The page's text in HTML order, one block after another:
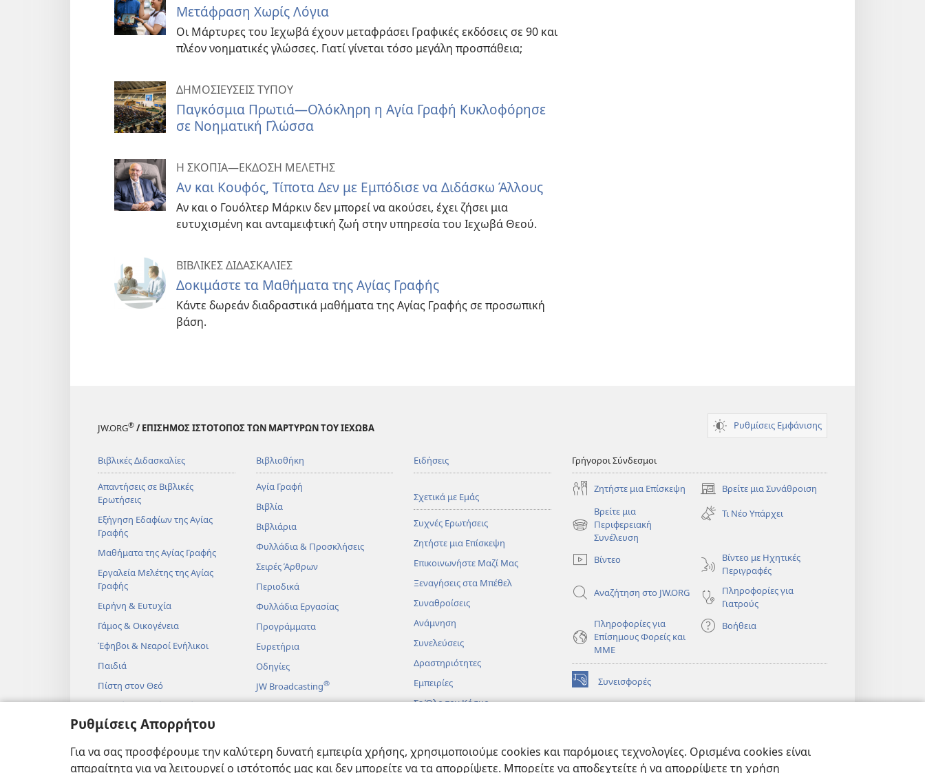
Ρυθμίσεις Απορρήτου
Για να σας προσφέρουμε την καλύτερη δυνατή εμπειρία χρήσης, χρησιμοποιούμε cookies και παρόμοιες τεχνολογίες. Ορισμένα cookies είναι
απαραίτητα για να λειτουργεί ο ιστότοπός μας και δεν μπορείτε να τα απορρίψετε. Μπορείτε να αποδεχτείτε ή να απορρίψετε τη χρήση
Μετάφραση Χωρίς Λόγια
Οι Μάρτυρες του Ιεχωβά έχουν μεταφράσει Γραφικές εκδόσεις σε 90 και
πλέον νοηματικές γλώσσες. Γιατί γίνεται τόσο μεγάλη προσπάθεια;
ΔΗΜΟΣΙΕΥΣΕΙΣ ΤΥΠΟΥ
Παγκόσμια Πρωτιά—Ολόκληρη η Αγία Γραφή Κυκλοφόρησε
σε Νοηματική Γλώσσα
Η ΣΚΟΠΙΑ—ΕΚΔΟΣΗ ΜΕΛΕΤΗΣ
Αν και Κουφός, Τίποτα Δεν με Εμπόδισε να Διδάσκω Άλλους
Αν και ο Γουόλτερ Μάρκιν δεν μπορεί να ακούσει, έχει ζήσει μια
ευτυχισμένη και ανταμειφτική ζωή στην υπηρεσία του Ιεχωβά Θεού.
ΒΙΒΛΙΚΕΣ ΔΙΔΑΣΚΑΛΙΕΣ
Δοκιμάστε τα Μαθήματα της Αγίας Γραφής
Κάντε δωρεάν διαδραστικά μαθήματα της Αγίας Γραφής σε προσωπική
βάση.
JW.ORG® / ΕΠΙΣΗΜΟΣ ΙΣΤΟΤΟΠΟΣ ΤΩΝ ΜΑΡΤΥΡΩΝ ΤΟΥ ΙΕΧΩΒΑ Ρυθμίσεις Εμφάνισης
Βιβλικές Διδασκαλίες
Απαντήσεις σε Βιβλικές
Ερωτήσεις
Εξήγηση Εδαφίων της Αγίας
Γραφής
Μαθήματα της Αγίας Γραφής
Εργαλεία Μελέτης της Αγίας
Γραφής
Ειρήνη & Ευτυχία
Γάμος & Οικογένεια
Έφηβοι & Νεαροί Ενήλικοι
Παιδιά
Πίστη στον Θεό
Επιστήμη & Αγία Γραφή
Ιστορία & Αγία Γραφή
Βιβλιοθήκη
Αγία Γραφή
Βιβλία
Βιβλιάρια
Φυλλάδια & Προσκλήσεις
Σειρές Άρθρων
Περιοδικά
Φυλλάδια Εργασίας
Προγράμματα
Ευρετήρια
Οδηγίες
JW Broadcasting®
Βίντεο
Ηχητικά Δράματα
Δραματοποιημένες Βιβλικές
Ειδήσεις
Σχετικά με Εμάς
Συχνές Ερωτήσεις
Ζητήστε μια Επίσκεψη
Επικοινωνήστε Μαζί Μας
Ξεναγήσεις στα Μπέθελ
Συναθροίσεις
Ανάμνηση
Συνελεύσεις
Δραστηριότητες
Εμπειρίες
Σε Όλο τον Κόσμο
Γρήγοροι Σύνδεσμοι
Ζητήστε μια Επίσκεψη Βρείτε μια Συνάθροιση
(ανοίγει
νέο
παράθυρο)
Βρείτε μια
Περιφερειακή
Συνέλευση
(ανοίγει
παράθυρο)
Τι Νέο Υπάρχει
Βίντεο
Βίντεο με Ηχητικές
Περιγραφές
Αναζήτηση στο JW.ORG
Πληροφορίες για
Γιατρούς
Πληροφορίες για
Επίσημους Φορείς και
ΜΜΕ
Βοήθεια
Συνεισφορές
(ανοίγει
νέο
νέο
παράθυρο)
παράθυρο)
JW Library ®
Βιβλιοθήκη της